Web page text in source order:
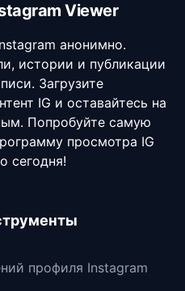
Viewer
анонимно.
истории и публикации
Загрузите
IG и оставайтесь на
Попробуйте самую
просмотра IG
сегодня!
профиля Instagram